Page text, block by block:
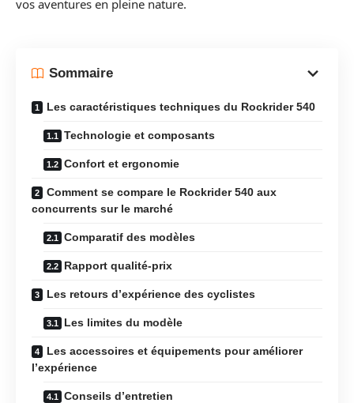
vos aventures en pleine nature.
Sommaire
Les caractéristiques techniques du Rockrider 540
Technologie et composants
Confort et ergonomie
Comment se compare le Rockrider 540 aux
concurrents sur le marché
Comparatif des modèles
Rapport qualité-prix
Les retours d’expérience des cyclistes
Les limites du modèle
Les accessoires et équipements pour améliorer
l’expérience
Conseils d’entretien